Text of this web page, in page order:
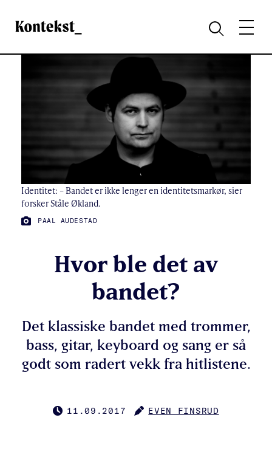
Kontekst
SØKMENY
Identitet: – Bandet er ikke lenger en identitetsmarkør, sier
forsker Ståle Økland.
FOTO:
PAAL AUDESTAD
Hvor ble det av
bandet?
Det klassiske bandet med trommer,
bass, gitar, keyboard og sang er så
godt som radert vekk fra hitlistene.
PUBLISERT
11.09.2017
FORFATTER
EVEN FINSRUD